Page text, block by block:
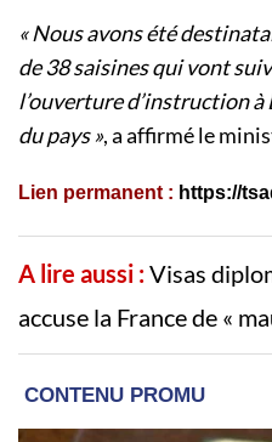
« Nous avons été
de 38 saisines qui vont
l’ouverture d’instruction
du pays », a affirmé le
Lien permanent : https://
A lire aussi :Visas
accuse la France de «